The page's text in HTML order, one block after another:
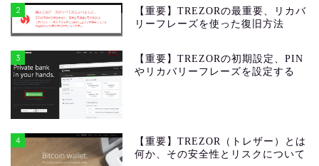
2
【重要】TREZORの最重要、リカバ
リーフレーズを使った復旧方法
3
【重要】TREZORの初期設定、PIN
やリカバリーフレーズを設定する
4
【重要】TREZOR（トレザー）とは
何か、その安全性とリスクについて